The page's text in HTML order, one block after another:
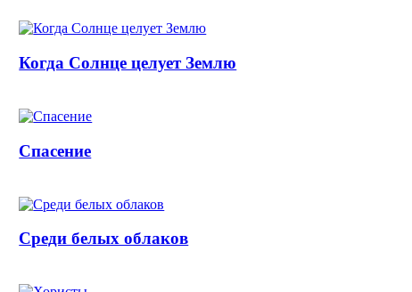
Когда Солнце целует Землю
Спасение
Среди белых облаков